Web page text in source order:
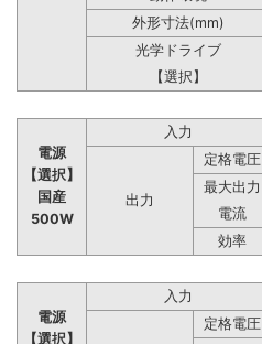
外形寸法(mm)
光学ドライブ
【選択】
電源
【選択】
国産
500W
入力
出力
定格電圧
最大出力
電流
効率
電源
【選択】
入力
定格電圧